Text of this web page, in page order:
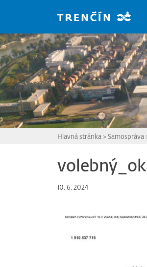
Hlavná stránka > Samospráva
10. 6. 2024